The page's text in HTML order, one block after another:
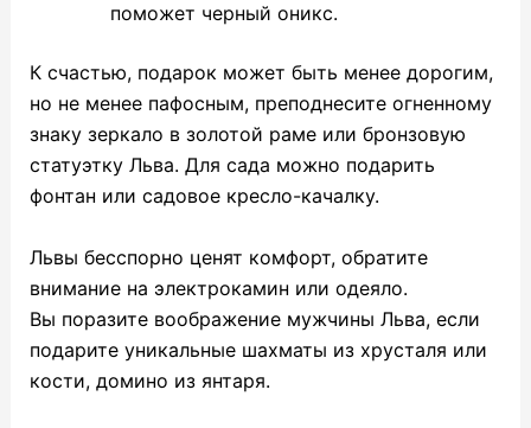
поможет черный оникс.
К счастью, подарок может быть менее дорогим,
но не менее пафосным, преподнесите огненному
знаку зеркало в золотой раме или бронзовую
статуэтку Льва. Для сада можно подарить
фонтан или садовое кресло-качалку.
Львы бесспорно ценят комфорт, обратите
внимание на электрокамин или одеяло.
Вы поразите воображение мужчины Льва, если
подарите уникальные шахматы из хрусталя или
кости, домино из янтаря.